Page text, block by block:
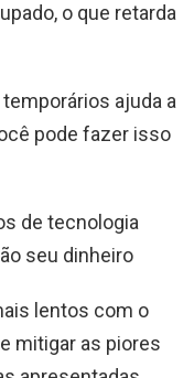
o que retarda
ajuda a
pode fazer isso
de tecnologia
seu dinheiro
lentos com o
mitigar as piores